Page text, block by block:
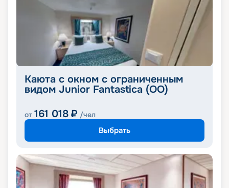
Каюта с окном с ограниченным
видом Junior Fantastica (OO)
от 161 018 ₽ /чел
Выбрать